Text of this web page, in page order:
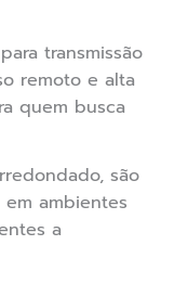
transmissão
remoto e alta
quem busca
são
ambientes
a